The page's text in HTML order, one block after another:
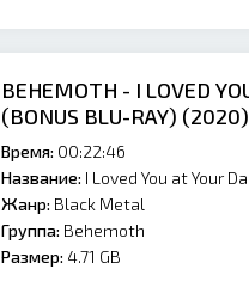
BEHEMOTH - I LOVED
(BONUS BLU-RAY) (2020)
Время: 00:22:46
Название: I Loved You at Your
Жанр: Black Metal
Группа: Behemoth
Размер: 4.71 GB